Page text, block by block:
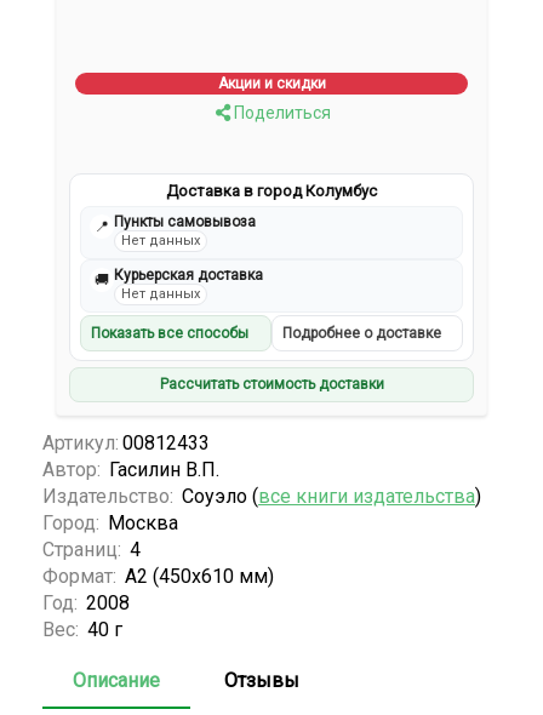
Акции и скидки
Поделиться
Доставка в город Колумбус
📍 Пункты самовывоза
Нет данных
🚚 Курьерская доставка
Нет данных
Показать все способы Подробнее о доставке
Рассчитать стоимость доставки
Артикул: 00812433
Автор: Гасилин В.П.
Издательство: Соуэло (все книги издательства)
Город: Москва
Страниц: 4
Формат: А2 (450x610 мм)
Год: 2008
Вес: 40 г
Описание Отзывы